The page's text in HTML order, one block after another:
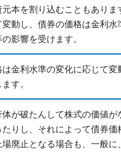
本を割り込むこともあり
変動し、債券の価格は金利
影響を受けます。
金利水準の変化に応じて
す。
が破たんして株式の価値
りし、それによって債券
廃止となる場合も、一般に